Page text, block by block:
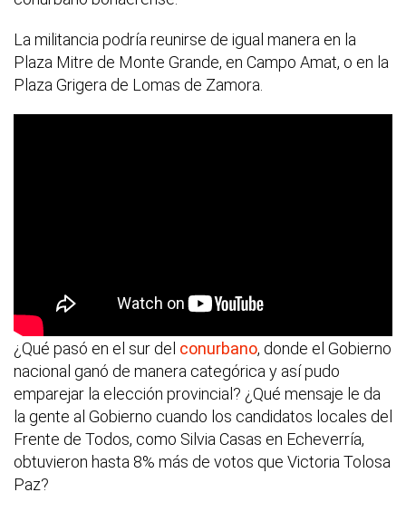
La militancia podría reunirse de igual manera en la
Plaza Mitre de Monte Grande, en Campo Amat, o en la
Plaza Grigera de Lomas de Zamora.
¿Qué pasó en el sur del conurbano, donde el Gobierno
nacional ganó de manera categórica y así pudo
emparejar la elección provincial? ¿Qué mensaje le da
la gente al Gobierno cuando los candidatos locales del
Frente de Todos, como Silvia Casas en Echeverría,
obtuvieron hasta 8% más de votos que Victoria Tolosa
Paz?